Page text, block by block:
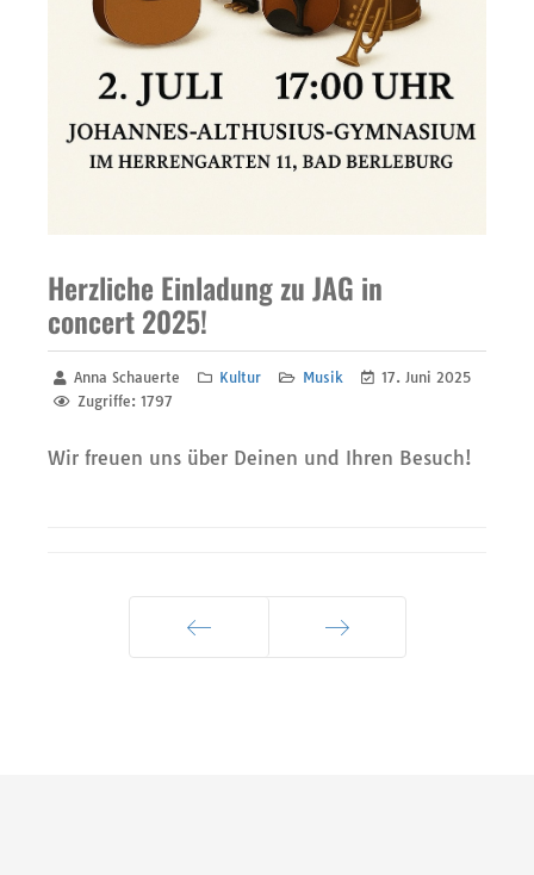
Herzliche Einladung zu JAG in
concert 2025!
Anna Schauerte Kultur Musik
17. Juni 2025
Zugriffe: 1797
Wir freuen uns über Deinen und Ihren Besuch!